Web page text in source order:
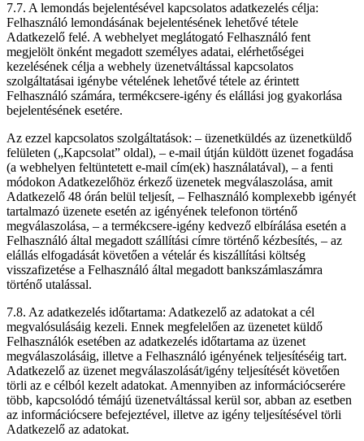
7.7. A lemondás bejelentésével kapcsolatos adatkezelés célja:
Felhasználó lemondásának bejelentésének lehetővé tétele
Adatkezelő felé. A webhelyet meglátogató Felhasználó fent
megjelölt önként megadott személyes adatai, elérhetőségei
kezelésének célja a webhely üzenetváltással kapcsolatos
szolgáltatásai igénybe vételének lehetővé tétele az érintett
Felhasználó számára, termékcsere-igény és elállási jog gyakorlása
bejelentésének esetére.
Az ezzel kapcsolatos szolgáltatások: – üzenetküldés az üzenetküldő
felületen („Kapcsolat” oldal), – e-mail útján küldött üzenet fogadása
(a webhelyen feltüntetett e-mail cím(ek) használatával), – a fenti
módokon Adatkezelőhöz érkező üzenetek megválaszolása, amit
Adatkezelő 48 órán belül teljesít, – Felhasználó komplexebb igényét
tartalmazó üzenete esetén az igényének telefonon történő
megválaszolása, – a termékcsere-igény kedvező elbírálása esetén a
Felhasználó által megadott szállítási címre történő kézbesítés, – az
elállás elfogadását követően a vételár és kiszállítási költség
visszafizetése a Felhasználó által megadott bankszámlaszámra
történő utalással.
7.8. Az adatkezelés időtartama: Adatkezelő az adatokat a cél
megvalósulásáig kezeli. Ennek megfelelően az üzenetet küldő
Felhasználók esetében az adatkezelés időtartama az üzenet
megválaszolásáig, illetve a Felhasználó igényének teljesítéséig tart.
Adatkezelő az üzenet megválaszolását/igény teljesítését követően
törli az e célból kezelt adatokat. Amennyiben az információcserére
több, kapcsolódó témájú üzenetváltással kerül sor, abban az esetben
az információcsere befejeztével, illetve az igény teljesítésével törli
Adatkezelő az adatokat.